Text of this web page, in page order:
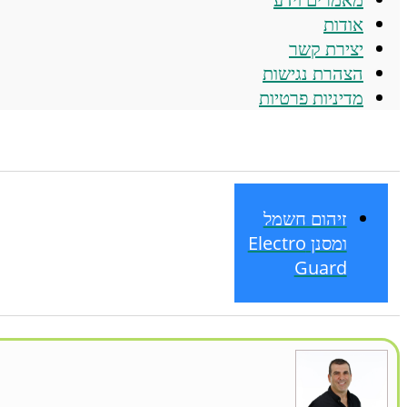
אודות
יצירת קשר
הצהרת נגישות
מדיניות פרטיות
זיהום חשמל
ומסנן Electro
Guard